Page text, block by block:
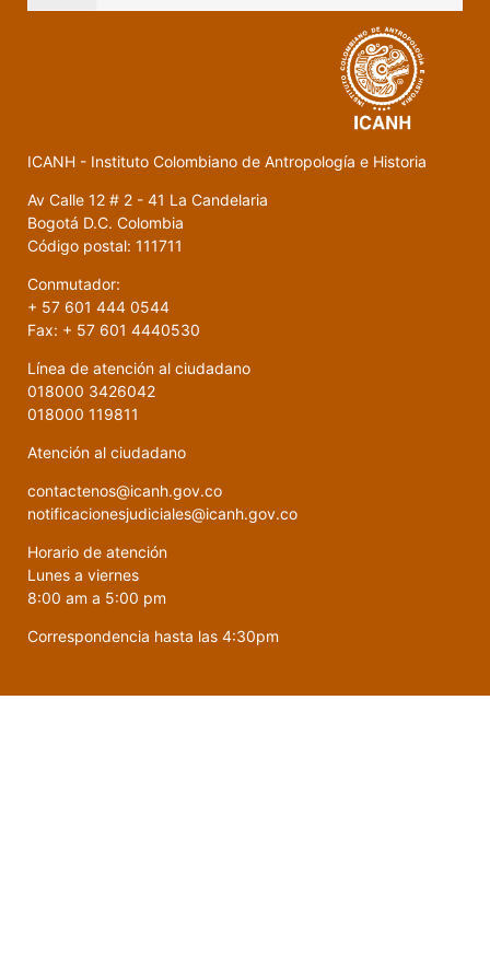
ICANH - Instituto Colombiano de Antropología e Historia
Av Calle 12 # 2 - 41 La Candelaria
Bogotá D.C. Colombia
Código postal: 111711
Conmutador:
+ 57 601 444 0544
Fax: + 57 601 4440530
Línea de atención al ciudadano
018000 3426042
018000 119811
Atención al ciudadano
contactenos@icanh.gov.co
notificacionesjudiciales@icanh.gov.co
Horario de atención
Lunes a viernes
8:00 am a 5:00 pm
Correspondencia hasta las 4:30pm